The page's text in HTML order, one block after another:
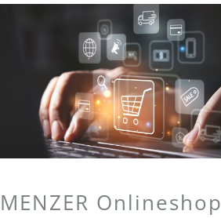
MENZER Onlineshop